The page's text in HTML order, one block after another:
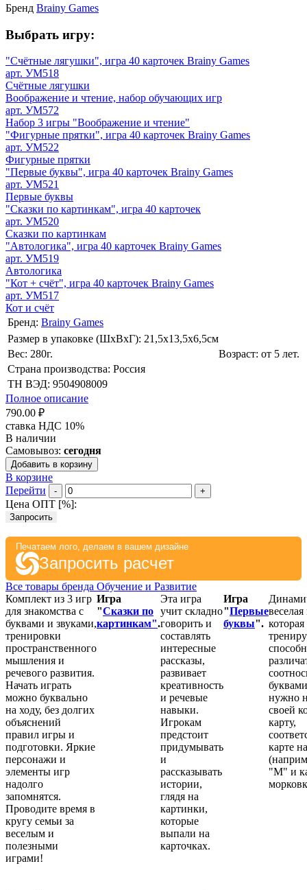
Бренд Brainy Games
Выбрать игру:
"Счётные лягушки", игра 40 карточек Brainy Games
арт. УМ518
Счётные лягушки
Воображение и чтение, набор обучающих игр
арт. УМ572
Набор 3 игры "Воображение и чтение"
"Фигурные прятки", игра 40 карточек Brainy Games
арт. УМ522
Фигурные прятки
"Первые буквы", игра 40 карточек Brainy Games
арт. УМ521
Первые буквы
"Сказки по картинкам", игра 40 карточек
арт. УМ520
Сказки по картинкам
"Автологика", игра 40 карточек Brainy Games
арт. УМ519
Автологика
"Кот + счёт", игра 40 карточек Brainy Games
арт. УМ517
Кот и счёт
Бренд: Brainy Games
Размер в упаковке (ШхВxГ): 21,5х13,5х6,5cм
Вес: 280г.
Возраст: от 5 лет.
Страна производства: Россия
ТН ВЭД: 9504908009
Полное описание
790.00 ₽
ставка НДС 10%
В наличии
Самовывоз: сегодня
Добавить в корзину
В корзине
Перейти
- +
Цена ОПТ [%]:
Запросить
Печатаем лого, делаем в вашем дизайне
Запросить расчет
Все товары бренда Обучение и Развитие
Комплект из 3 игр
для знакомства с
буквами и звуками,
тренировки
пространственного
мышления и
речевого развития.
Начать играть
можно буквально
на ходу, без долгих
объяснений
правил игры и
подготовки. Яркие
персонажи и
элементы игр
надолго
запомнятся.
Проводите время в
кругу семьи за
веселым и
полезными
играми!
Игра
"Сказки по
картинкам".
Эта игра
учит складно
говорить и
составлять
интересные
рассказы,
развивает
креативность
и речевые
навыки.
Игрокам
предстоит
придумывать
и
рассказывать
истории,
глядя на
картинки,
которые
выпали на
карточках.
Игра
"Первые
буквы".
веселая
которая
нужно
своей
карту,
карте
"М" и